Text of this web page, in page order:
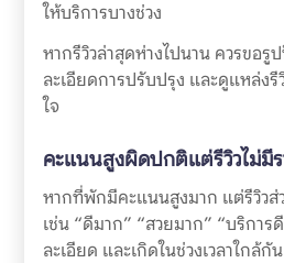
ให้บริการบางช่วง
หากรีวิวล่าสุดห่างไปนาน ควรขอรู
ละเอียดการปรับปรุง และดูแหล่ง
ใจ
คะแนนสูงผิดปกติแต่รีวิวไม่มีร
หากที่พักมีคะแนนสูงมาก แต่รีวิว
เช่น “ดีมาก” “สวยมาก” “บริการ
ละเอียด และเกิดในช่วงเวลาใกล้กั